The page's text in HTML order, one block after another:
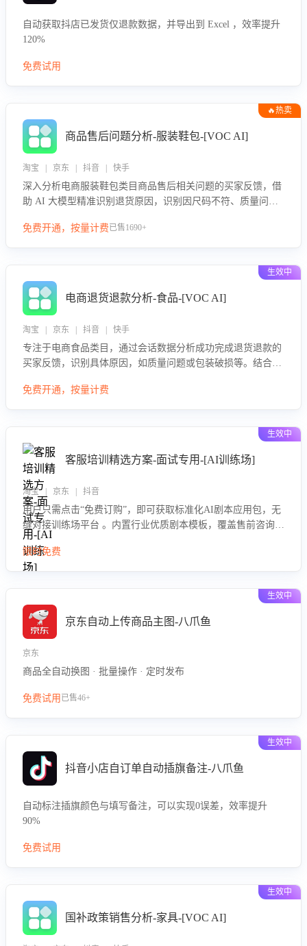
自动获取抖店已发货仅退款数据，并导出到 Excel ，效率提升
120%
免费试用
🔥热卖
商品售后问题分析-服装鞋包-[VOC AI]
淘宝 | 京东 | 抖音 | 快手
深入分析电商服装鞋包类目商品售后相关问题的买家反馈，借
助 AI 大模型精准识别退货原因，识别因尺码不符、质量问题
商家优化产品或服务，实现销售额的显著提升。
免费开通，按量计费已售1690+
生效中
电商退货退款分析-食品-[VOC AI]
淘宝 | 京东 | 抖音 | 快手
专注于电商食品类目，通过会话数据分析成功完成退货退款的
买家反馈，识别具体原因，如质量问题或包装破损等。结合AI
低退款率，提升售后效率。
免费开通，按量计费
生效中
客服培训精选方案-面试专用-[AI训练场]
淘宝 | 京东 | 抖音
用户只需点击“免费订购”，即可获取标准化AI剧本应用包，无
缝对接训练场平台 。内置行业优质剧本模板，覆盖售前咨询、
售后处理等全场景，消除复杂部署流程，节省90%的初始化时
间，助力企业快速启动智能客服训练
限时免费
生效中
京东自动上传商品主图-八爪鱼
京东
商品全自动换图 · 批量操作 · 定时发布
免费试用 已售46+
生效中
抖音小店自订单自动插旗备注-八爪鱼
自动标注插旗颜色与填写备注，可以实现0误差，效率提升
90%
免费试用
生效中
国补政策销售分析-家具-[VOC AI]